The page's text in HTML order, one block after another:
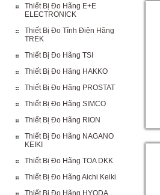
Thiết Bị Đo Hãng E+E
ELECTRONICK
Thiết Bị Đo Tĩnh Điện Hãng
TREK
Thiết Bị Đo Hãng TSI
Thiết Bị Đo Hãng HAKKO
Thiết Bị Đo Hãng PROSTAT
Thiết Bị Đo Hãng SIMCO
Thiết Bị Đo Hãng RION
Thiết Bị Đo Hãng NAGANO
KEIKI
Thiết Bị Đo Hãng TOA DKK
Thiết Bị Đo Hãng Aichi Keiki
Thiết Bị Đo Hãng HYODA